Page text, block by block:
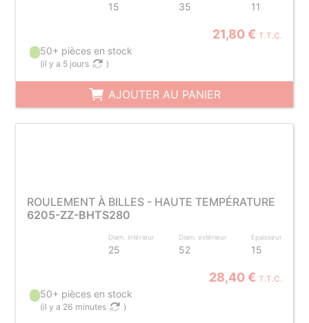
15 35 11
21,80 € T.T.C.
50+ pièces en stock
(il y a 5 jours )
AJOUTER AU PANIER
ROULEMENT À BILLES - HAUTE TEMPÉRATURE
6205-ZZ-BHTS280
Diam. intérieur
25
Diam. extérieur
52
Epaisseur
15
28,40 € T.T.C.
50+ pièces en stock
(il y a 26 minutes )